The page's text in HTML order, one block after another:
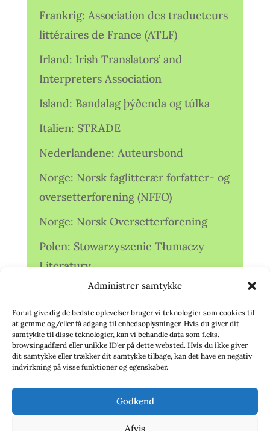
Administrer samtykke
For at give dig de bedste oplevelser bruger vi teknologier som cookies til
at gemme og/eller få adgang til enhedsoplysninger. Hvis du giver dit
samtykke til disse teknologier, kan vi behandle data som f.eks.
browsingadfærd eller unikke ID'er på dette websted. Hvis du ikke giver
dit samtykke eller trækker dit samtykke tilbage, kan det have en negativ
indvirkning på visse funktioner og egenskaber.
Godkend
Afvis
Frankrig: Association des traducteurs
littéraires de France (ATLF)
Irland: Irish Translators’ and
Interpreters Association
Island: Bandalag þýðenda og túlka
Italien: STRADE
Nederlandene: Auteursbond
Norge: Norsk faglitterær forfatter- og
oversetterforening (NFFO)
Norge: Norsk Oversetterforening
Polen: Stowarzyszenie Tłumaczy
Literatury
Storbritannien: Translators
Association (TA)
Sverige: Översättarsektionen (Ö.)
Sverige: Översättarcentrum (ÖC)
deutschsprachiger Übersetzer (VdÜ)